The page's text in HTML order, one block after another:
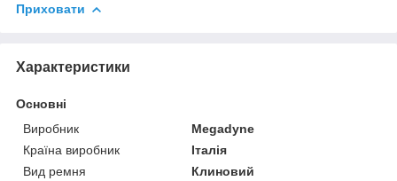
Приховати
Характеристики
Основні
Виробник
Megadyne
Країна виробник
Італія
Вид ремня
Клиновий